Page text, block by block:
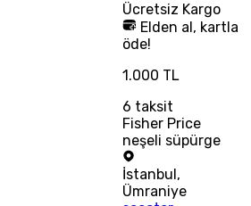
Ücretsiz Kargo
Elden al, kartla
öde!
1.000 TL
6 taksit
Fisher Price
neşeli süpürge
İstanbul ,
Ümraniye